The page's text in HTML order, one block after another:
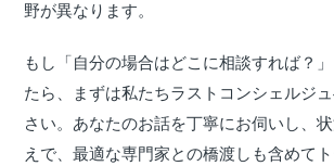
野が異なります。
もし「自分の場合はどこに相談すれば？
たら、まずは私たちラストコンシェルジ
さい。あなたのお話を丁寧にお伺いし、
えで、最適な専門家との橋渡しも含めて